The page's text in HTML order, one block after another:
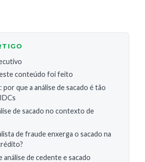
conteúdo foi feito
que a análise de sacado é tão
de sacado no contexto de
de fraude enxerga o sacado na
análise de cedente e sacado